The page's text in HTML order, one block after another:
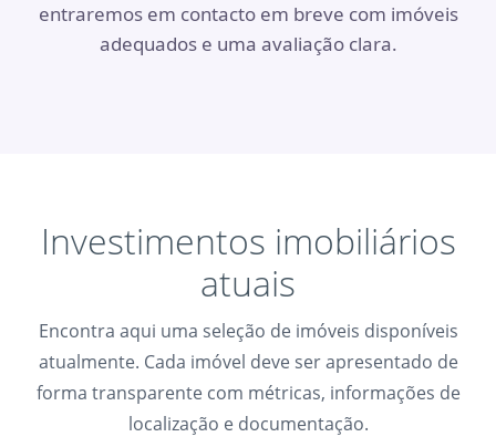
entraremos em contacto em breve com imóveis
adequados e uma avaliação clara.
Investimentos imobiliários
atuais
Encontra aqui uma seleção de imóveis disponíveis
atualmente. Cada imóvel deve ser apresentado de
forma transparente com métricas, informações de
localização e documentação.